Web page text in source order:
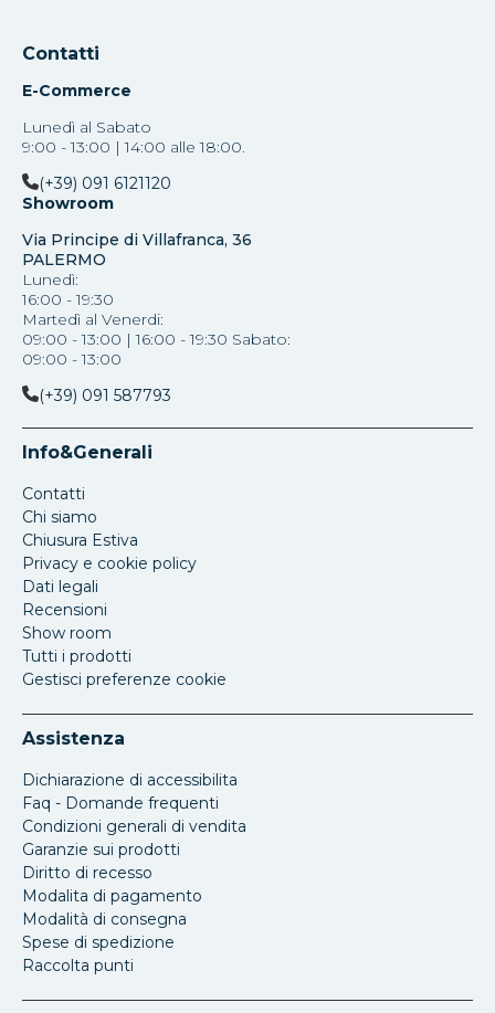
Contatti
E-Commerce
Lunedì al Sabato
9:00 - 13:00 | 14:00 alle 18:00.
(+39) 091 6121120
Showroom
Via Principe di Villafranca, 36
PALERMO
Lunedì:
16:00 - 19:30
Martedì al Venerdi:
09:00 - 13:00 | 16:00 - 19:30 Sabato:
09:00 - 13:00
(+39) 091 587793
Info&Generali
Contatti
Chi siamo
Chiusura Estiva
Privacy e cookie policy
Dati legali
Recensioni
Show room
Tutti i prodotti
Gestisci preferenze cookie
Assistenza
Dichiarazione di accessibilita
Faq - Domande frequenti
Condizioni generali di vendita
Garanzie sui prodotti
Diritto di recesso
Modalita di pagamento
Modalità di consegna
Spese di spedizione
Raccolta punti